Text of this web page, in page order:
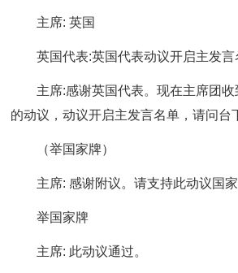
主席: 英国
英国代表:英国代表动议开启主发言
主席:感谢英国代表。现在主席团
的动议，动议开启主发言名单，请问台
（举国家牌）
主席: 感谢附议。请支持此动议国
举国家牌
主席: 此动议通过。